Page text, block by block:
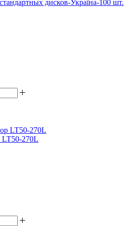
дисков-Україна-100 шт.
270L